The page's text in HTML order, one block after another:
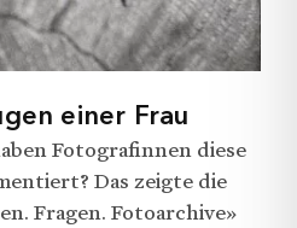
einer Frau
Fotografinnen diese
Das zeigte die
Fragen. Fotoarchive»